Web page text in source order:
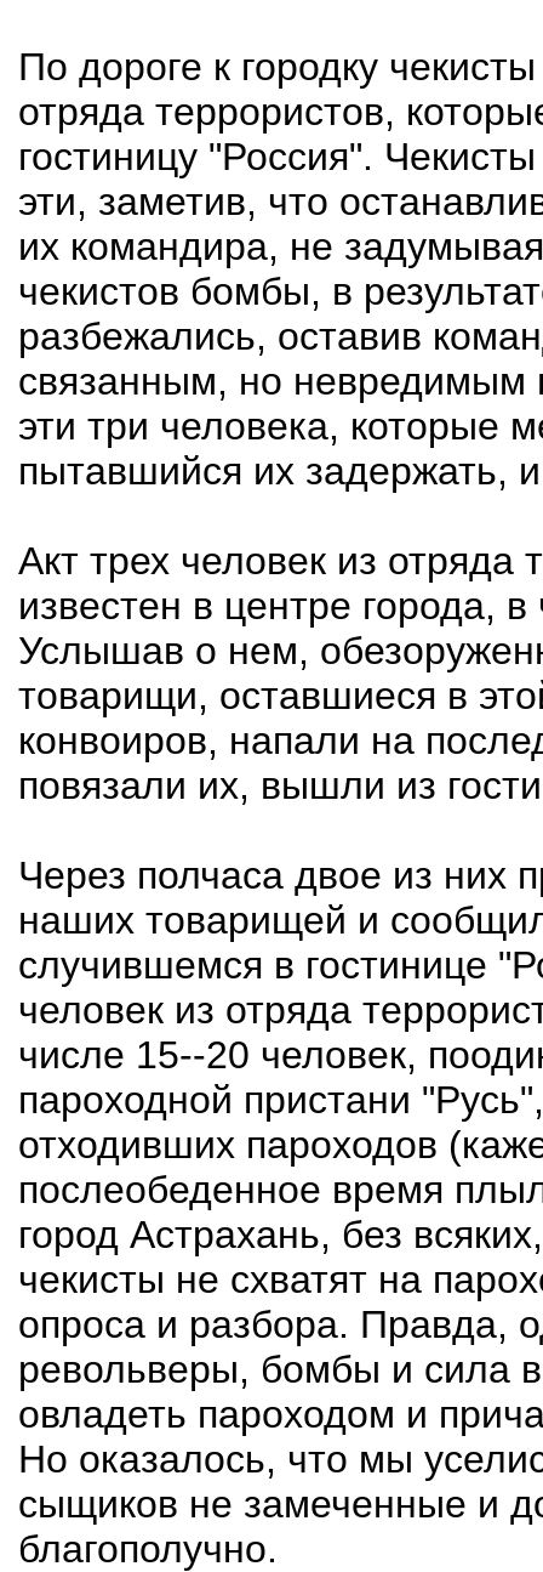
По дороге к городку
отряда террористов,
гостиницу "Россия".
эти, заметив, что
их командира, не
чекистов бомбы, в
разбежались, оставив
связанным, но невредимым
эти три человека, которые
пытавшийся их задержать,
Акт трех человек из отряда
известен в центре города,
Услышав о нем,
товарищи, оставшиеся в
конвоиров, напали на
повязали их, вышли из
Через полчаса двое из них
наших товарищей и
случившемся в гостинице
человек из отряда
числе 15--20 человек,
пароходной пристани
отходивших пароходов
послеобеденное время
город Астрахань, без
чекисты не схватят на
опроса и разбора. Правда,
револьверы, бомбы и сила
овладеть пароходом и
Но оказалось, что мы
сыщиков не замеченные и
благополучно.